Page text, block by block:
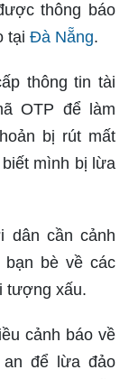
thông báo
tại Đà Nẵng.
thông tin tài
OTP để làm
bị rút mất
mình bị lừa
dân cần cảnh
bạn bè về các
tượng xấu.
cảnh báo về
an để lừa đảo